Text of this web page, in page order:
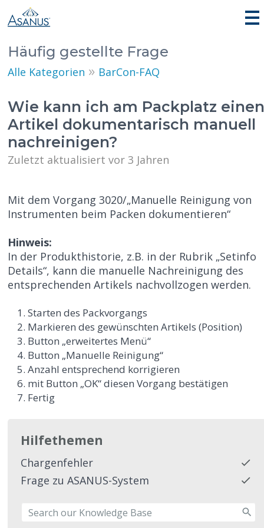
Häufig gestellte Frage
Alle Kategorien » BarCon-FAQ
Wie kann ich am Packplatz
Artikel dokumentarisch manuell
nachreinigen?
Zuletzt aktualisiert vor 3 Jahren
Mit dem Vorgang 3020/„Manuelle Reinigung von
Instrumenten beim Packen dokumentieren“
Hinweis:
In der Produkthistorie, z.B. in der Rubrik „Setinfo
Details“, kann die manuelle Nachreinigung des
entsprechenden Artikels nachvollzogen werden.
Starten des Packvorgangs
Markieren des gewünschten Artikels (Position)
Button „erweitertes Menü“
Button „Manuelle Reinigung“
Anzahl entsprechend korrigieren
mit Button „OK“ diesen Vorgang bestätigen
Fertig
Hilfethemen
Chargenfehler
Frage zu ASANUS-System